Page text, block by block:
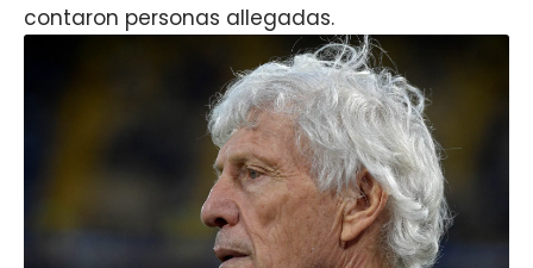
contaron personas allegadas.